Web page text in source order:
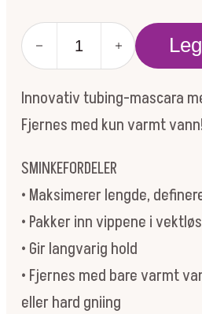
Lash
Fixation
Tubing
Brown
antall
Innovativ tubing-mascara
Fjernes med kun varmt vann!
SMINKEFORDELER
• Maksimerer lengde,
• Pakker inn vippene i
• Gir langvarig hold
• Fjernes med bare varmt
eller hard gniing